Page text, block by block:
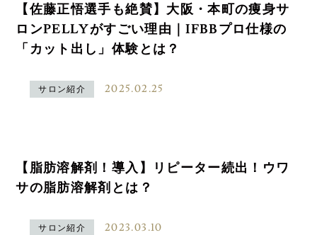
【佐藤正悟選手も絶賛】大阪・本町の痩身サ
ロンPELLYがすごい理由｜IFBBプロ仕様の
「カット出し」体験とは？
サロン紹介 2025.02.25
【脂肪溶解剤！導入】リピーター続出！ウワ
サの脂肪溶解剤とは？
サロン紹介 2023.03.10